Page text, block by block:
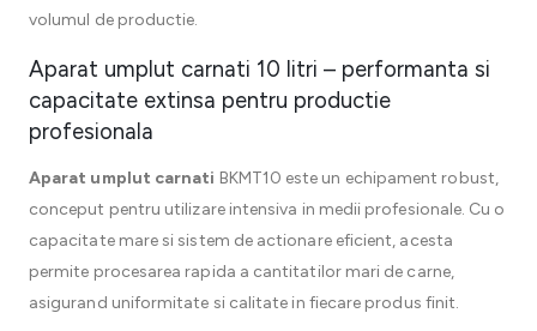
volumul de productie.
Aparat umplut carnati 10 litri – performanta si
capacitate extinsa pentru productie
profesionala
Aparat umplut carnati BKMT10 este un echipament robust,
conceput pentru utilizare intensiva in medii profesionale. Cu o
capacitate mare si sistem de actionare eficient, acesta
permite procesarea rapida a cantitatilor mari de carne,
asigurand uniformitate si calitate in fiecare produs finit.